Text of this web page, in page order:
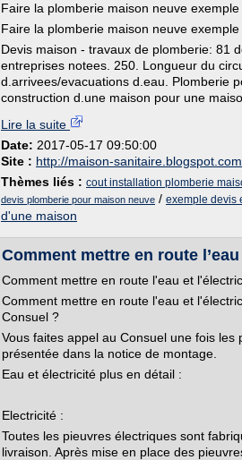
Faire la plomberie maison neuve exemple
Faire la plomberie maison neuve exemple
Devis maison - travaux de plomberie: 81
entreprises notees. 250. Longueur du
d.arrivees/evacuations d.eau. Plomberie
construction d.une maison pour une
Lire la suite
Date: 2017-05-17 09:50:00
Site : http://maison-sanitaire.blogspot.com
Thèmes liés : cout installation plomberie
devis plomberie pour maison neuve / exemple devis
d'une maison
Comment mettre en route
Comment mettre en route l'eau et
Comment mettre en route l'eau et
Consuel ?
Vous faites appel au Consuel une fois
présentée dans la notice de montage.
Eau et électricité plus en détail :
Electricité :
Toutes les pieuvres électriques sont
livraison. Après mise en place des